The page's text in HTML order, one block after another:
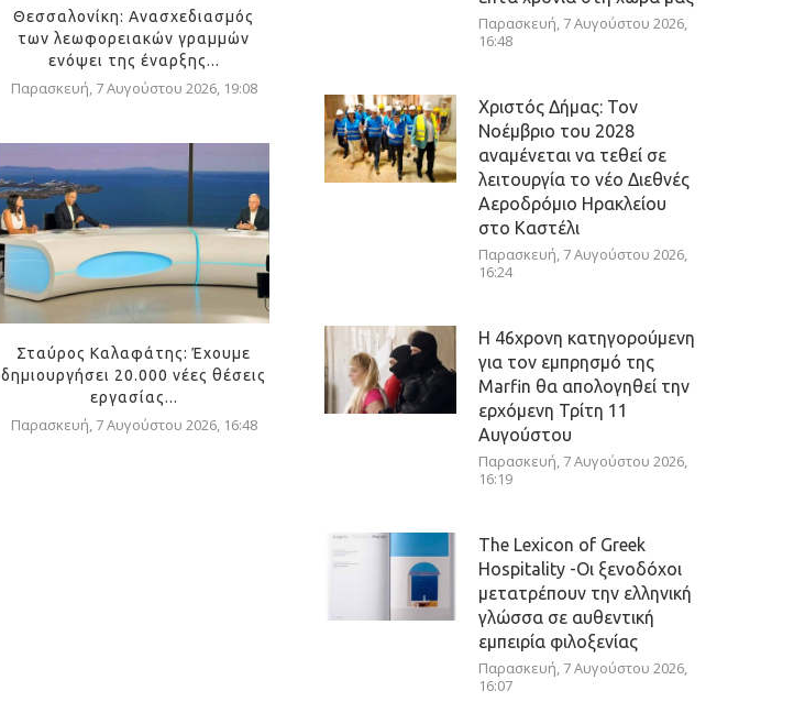
Θεσσαλονίκη: Ανασχεδιασμός
των λεωφορειακών γραμμών
ενόψει της έναρξης...
Παρασκευή, 7 Αυγούστου 2026, 19:08
Σταύρος Καλαφάτης: Έχουμε
δημιουργήσει 20.000 νέες θέσεις
εργασίας...
Παρασκευή, 7 Αυγούστου 2026, 16:48
Παρασκευή, 7 Αυγούστου 2026,
16:48
Χριστός Δήμας: Τον
Νοέμβριο του 2028
αναμένεται να τεθεί σε
λειτουργία το νέο Διεθνές
Αεροδρόμιο Ηρακλείου
στο Καστέλι
Παρασκευή, 7 Αυγούστου 2026,
16:24
Η 46χρονη κατηγορούμενη
για τον εμπρησμό της
Marfin θα απολογηθεί την
ερχόμενη Τρίτη 11
Αυγούστου
Παρασκευή, 7 Αυγούστου 2026,
16:19
The Lexicon of Greek
Hospitality -Οι ξενοδόχοι
μετατρέπουν την ελληνική
γλώσσα σε αυθεντική
εμπειρία φιλοξενίας
Παρασκευή, 7 Αυγούστου 2026,
16:07